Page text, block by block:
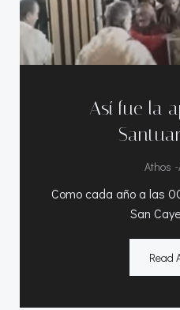
Así fue la
Athos -
Como cada año a las
San
Read